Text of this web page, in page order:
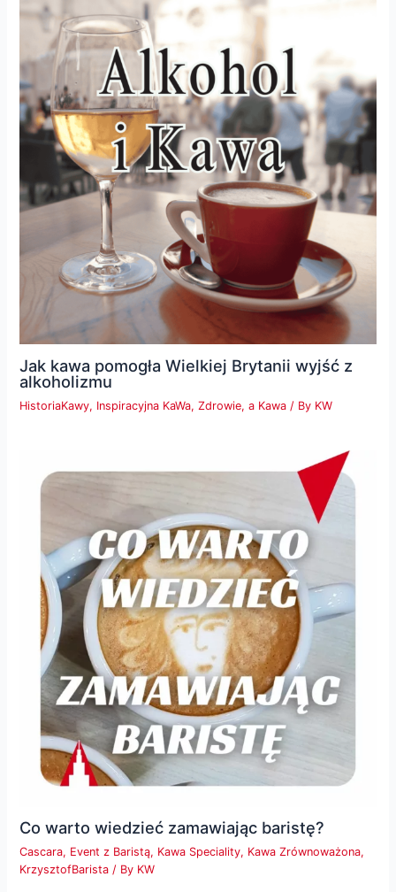
Jak kawa pomogła Wielkiej Brytanii wyjść z
alkoholizmu
HistoriaKawy, Inspiracyjna KaWa,Zdrowie, a Kawa / By KW
Co warto wiedzieć zamawiając baristę?
Cascara, Event z Baristą, Kawa Speciality, Kawa Zrównoważona,
KrzysztofBarista / By KW